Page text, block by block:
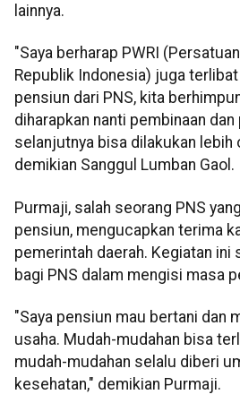
lainnya.
"Saya berharap PWRI
Republik Indonesia) juga
pensiun dari PNS, kita
diharapkan nanti pembinaan
selanjutnya bisa dilakukan lebih
demikian Sanggul Lumban Gaol.
Purmaji, salah seorang PNS
pensiun, mengucapkan terima
pemerintah daerah. Kegiatan ini
bagi PNS dalam mengisi masa
"Saya pensiun mau bertani dan
usaha. Mudah-mudahan bisa
mudah-mudahan selalu diberi
kesehatan," demikian Purmaji.